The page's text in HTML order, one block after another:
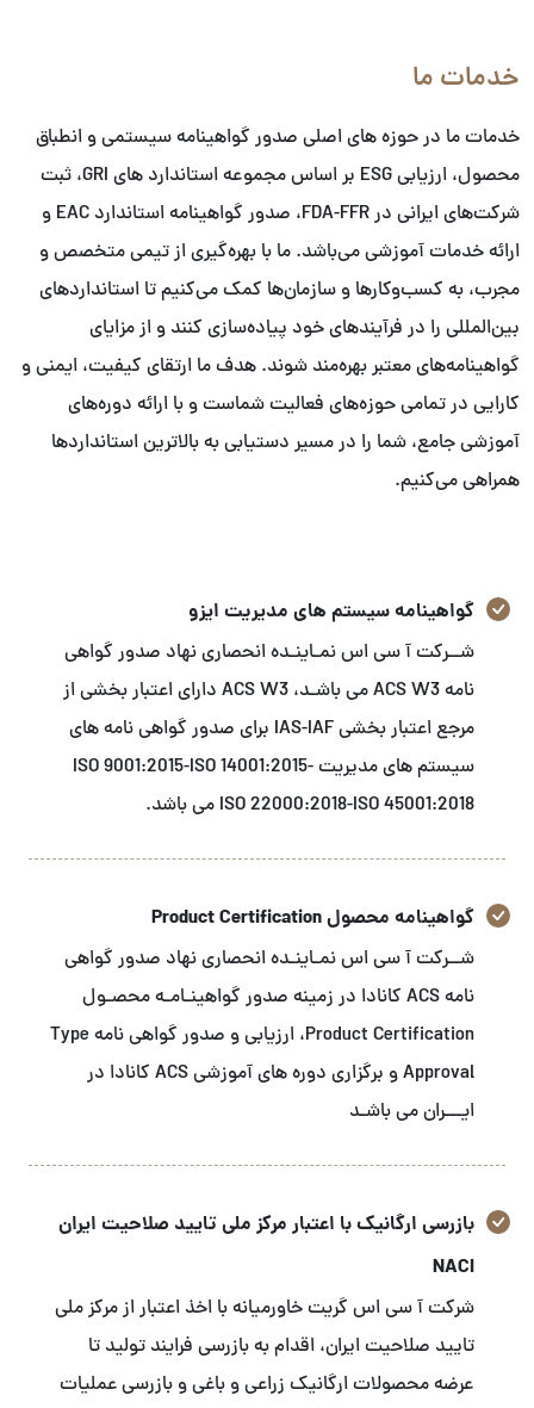
خدمات ما
خدمات ما در حوزه های اصلی صدور گواهینامه سیستمی و انطباق
محصول، ارزیابی ESG بر اساس مجموعه استاندارد های GRI، ثبت
شرکت‌های ایرانی در FDA-FFR، صدور گواهینامه استاندارد EAC و
ارائه خدمات آموزشی می‌باشد. ما با بهره‌گیری از تیمی متخصص و
مجرب، به کسب‌وکارها و سازمان‌ها کمک می‌کنیم تا استانداردهای
بین‌المللی را در فرآیندهای خود پیاده‌سازی کنند و از مزایای
گواهینامه‌های معتبر بهره‌مند شوند. هدف ما ارتقای کیفیت، ایمنی و
کارایی در تمامی حوزه‌های فعالیت شماست و با ارائه دوره‌های
آموزشی جامع، شما را در مسیر دستیابی به بالاترین استانداردها
همراهی می‌کنیم.
گواهینامه سیستم های مدیریت ایزو
شــرکت آ سی اس نمـاینـده انحصاری نهاد صدور گواهی
نامه ACS W3 می باشـد، ACS W3 دارای اعتبار بخشی از
مرجع اعتبار بخشی IAS-IAF برای صدور گواهی نامه های
سیستم های مدیریت ISO 9001:2015-ISO 14001:2015-
ISO 22000:2018-ISO 45001:2018 می باشد.
گواهینامه محصول Product Certification
شــرکت آ سی اس نمـاینـده انحصاری نهاد صدور گواهی
نامه ACS کانادا در زمینه صدور گواهینـامـه محصـول
Product Certification، ارزیابی و صدور گواهی نامه Type
Approval و برگزاری دوره های آموزشی ACS کانادا در
ایـــران می باشـد
بازرسی ارگانیک با اعتبار مرکز ملی تایید صلاحیت ایران
NACI
شرکت آ سی اس گریت خاورمیانه با اخذ اعتبار از مرکز ملی
تایید صلاحیت ایران، اقدام به بازرسی فرایند تولید تا
عرضه محصولات ارگانیک زراعی و باغی و بازرسی عملیات